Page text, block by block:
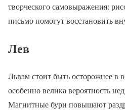
творческого самовыражения:
письмо помогут восстановить
Лев
Львам стоит быть осторожнее в
особенно велика вероятность
Магнитные бури повышают